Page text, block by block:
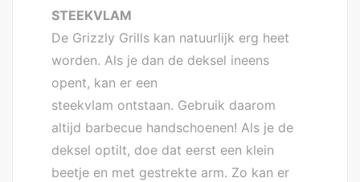
STEEKVLAM
De Grizzly Grills kan natuurlijk erg heet
worden. Als je dan de deksel ineens
opent, kan er een
steekvlam ontstaan. Gebruik daarom
altijd barbecue handschoenen! Als je de
deksel optilt, doe dat eerst een klein
beetje en met gestrekte arm. Zo kan er